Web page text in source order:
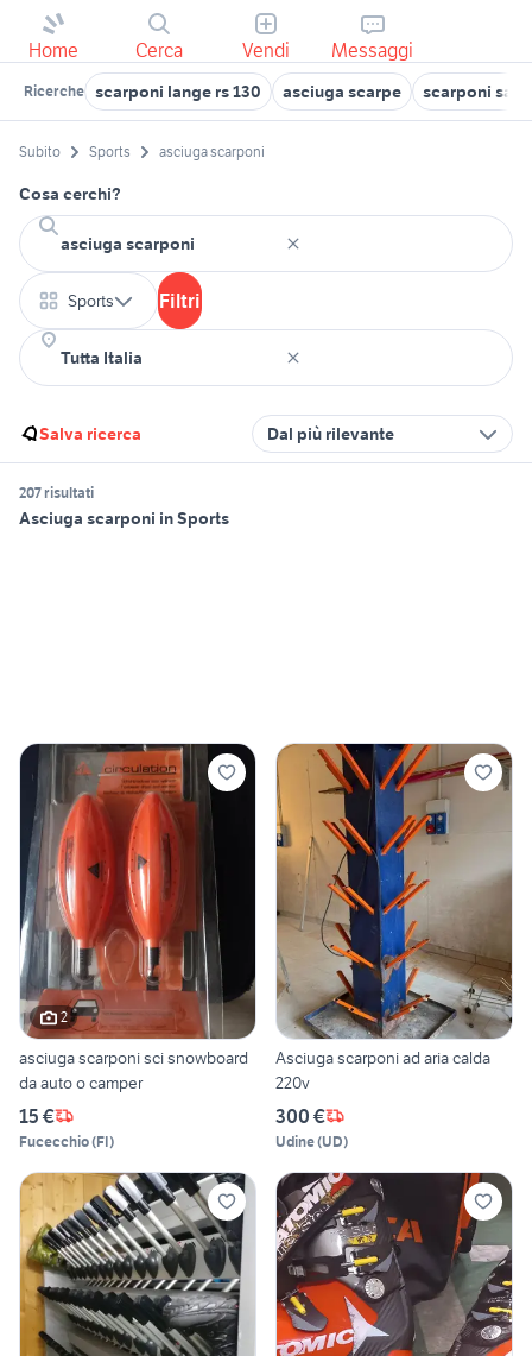
Home Cerca Vendi Messaggi
Ricerche scarponi lange rs 130 asciuga scarpe scarponi
Subito Sports asciuga scarponi
Cosa cerchi?
Sports Filtri
Salva ricerca Dal più rilevante
207 risultati
Asciuga scarponi in Sports
2
asciuga scarponi sci snowboard
da auto o camper
15 €
Fucecchio(FI)
Asciuga scarponi ad aria calda
220v
300 €
Udine(UD)